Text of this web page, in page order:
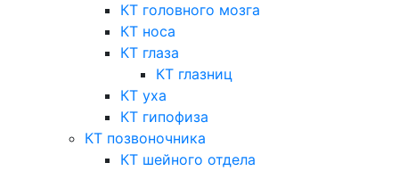
КТ головного мозга
КТ носа
КТ глаза
КТ глазниц
КТ уха
КТ гипофиза
КТ позвоночника
КТ шейного отдела